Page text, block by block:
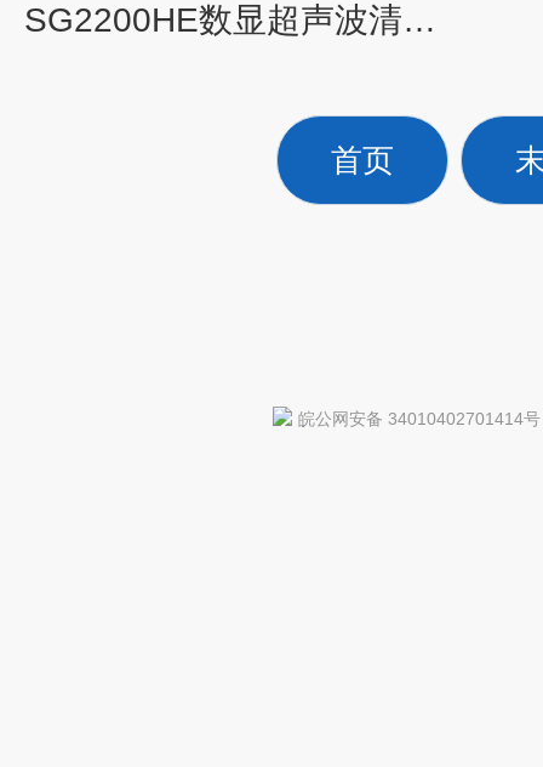
SG2200HE数显超声波清洗机
首页
皖公网安备 34010402701414号